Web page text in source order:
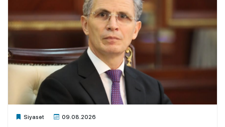
Siyasət 09.08.2026
Xalq.Online